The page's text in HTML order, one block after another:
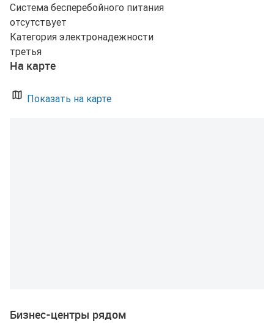
Система бесперебойного питания
отсутствует
Категория электронадежности
третья
На карте
Показать на карте
Бизнес-центры рядом